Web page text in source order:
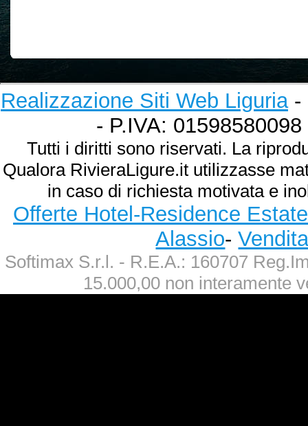
Realizzazione Siti Web Liguria-
- P.IVA:
Tutti i diritti sono riservati. La
Qualora RivieraLigure.it utilizzasse
in caso di richiesta motivata e
Offerte Hotel-Residence
Alassio-
Softimax S.r.l. - R.E.A.: 160707
15.000,00 non interamente